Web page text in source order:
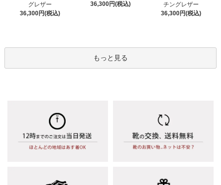
グレザー
36,300円(税込)
36,300円(税込)
チングレザー
36,300円(税込)
もっと見る